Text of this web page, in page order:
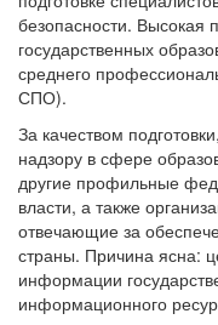
безопасности. Высокая
государственных
среднего
СПО).
За качеством
надзору в сфере
другие профильные
власти, а также
отвечающие за
страны. Причина ясна:
информации
информационного